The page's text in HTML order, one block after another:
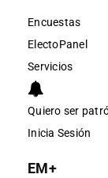
Encuestas
ElectoPanel
Servicios
Quiero ser
Inicia Sesión
EM+